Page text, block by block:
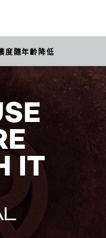
度隨年齡降低
IT